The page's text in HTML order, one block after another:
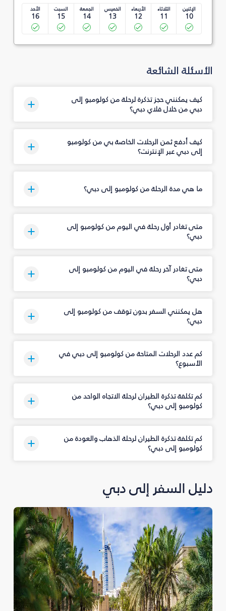
الإثنين
10
الثلاثاء
11
الأربعاء
12
الخميس
13
الجمعة
14
السبت
15
الأحد
16
الأسئلة الشائعة
كيف يمكنني حجز تذكرة لرحلة من كولومبو إلى
دبي من خلال فلاي دبي؟
كيف أدفع ثمن الرحلات الخاصة بي من كولومبو
إلى دبي عبر الإنترنت؟
ما هي مدة الرحلة من كولومبو إلى دبي؟
متى تغادر أول رحلة في اليوم من كولومبو إلى
دبي؟
متى تغادر آخر رحلة في اليوم من كولومبو إلى
دبي؟
هل يمكنني السفر بدون توقف من كولومبو إلى
دبي؟
كم عدد الرحلات المتاحة من كولومبو إلى دبي في
الأسبوع؟
كم تكلفة تذكرة الطيران لرحلة الاتجاه الواحد من
كولومبو إلى دبي؟
كم تكلفة تذكرة الطيران لرحلة الذهاب والعودة من
كولومبو إلى دبي؟
دليل السفر إلى دبي